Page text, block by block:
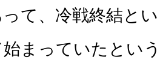
て、冷戦終結と
始まっていたとい